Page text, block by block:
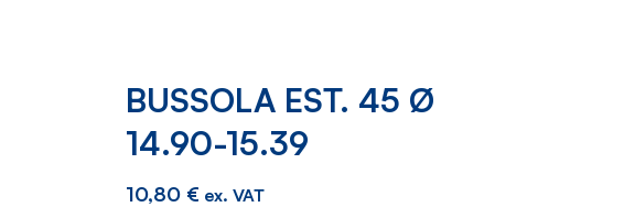
BUSSOLA EST. 45 Ø
14.90-15.39
10,80 € ex. VAT